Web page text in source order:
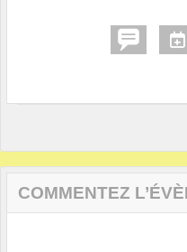
COMMENTEZ